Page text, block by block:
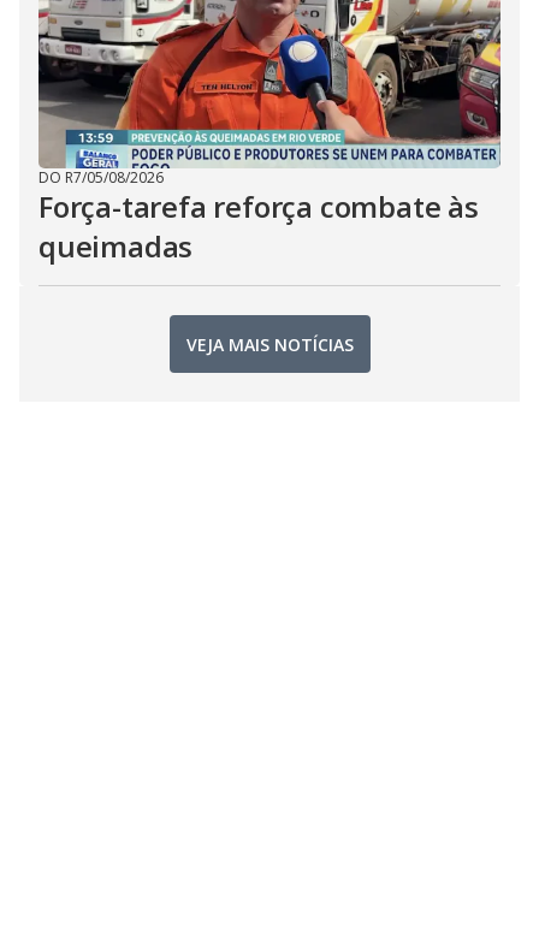
DO R7/05/08/2026
Força-tarefa reforça combate às
queimadas
VEJA MAIS NOTÍCIAS